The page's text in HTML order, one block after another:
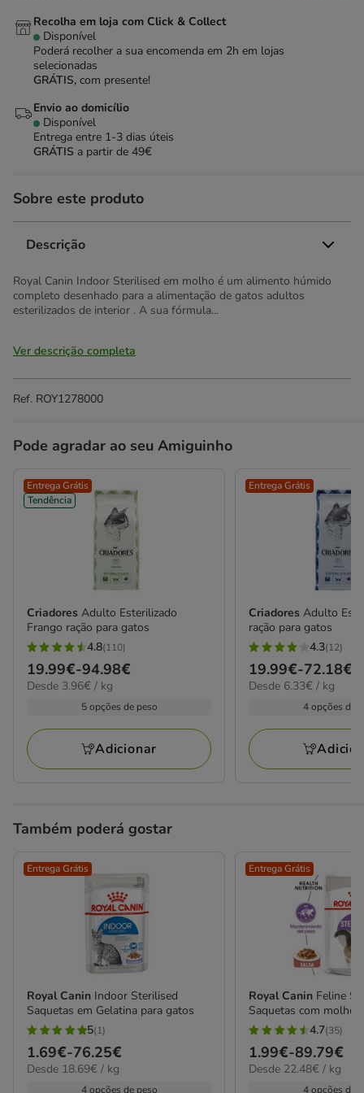
Recolha em loja com Click & Collect
Disponível
Poderá recolher a sua encomenda em 2h em lojas
selecionadas
GRÁTIS, com presente!
Envio ao domicílio
Disponível
Entrega entre 1-3 dias úteis
GRÁTIS a partir de 49€
Sobre este produto
Descrição
Royal Canin Indoor Sterilised em molho é um alimento húmido
completo desenhado para a alimentação de gatos adultos
esterilizados de interior . A sua fórmula...
Ver descrição completa
Ref. ROY1278000
Pode agradar ao seu Amiguinho
Entrega Grátis
Tendência
Criadores Adulto Esterilizado
Frango ração para gatos
4.8
estrelas
com
avaliações
4.8(110)
Preço
de
94.98€
19.99€-94.98€
3.96€
Desde 3.96€ / kg
5 opções de peso
Adicionar
Entrega Grátis
CriadoresAdulto
ração para gatos
4.3
estrelas
com
avaliações
4.3(12)
Preço
de
72.18€
19.99€-72.18€
6.33€
Desde 6.33€ / kg
4 opções de
Também poderá gostar
Entrega Grátis
Royal Canin Indoor Sterilised
Saquetas em Gelatina para gatos
5
estrelas
com
5(1)
Preço
de
1.69€-76.25€
18.69€
Desde 18.69€ / kg
4 opções de peso
Entrega Grátis
Royal Canin Feline
Saquetas com molho
4.7
estrelas
com
4.7(35)
Preço
de
1.99€-89.79€
22.48€
Desde 22.48€ / kg
4 opções de